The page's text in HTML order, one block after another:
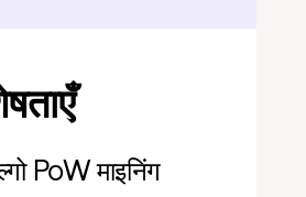
PoW माइनिंग